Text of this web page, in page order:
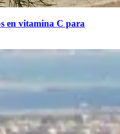
en vitamina C para